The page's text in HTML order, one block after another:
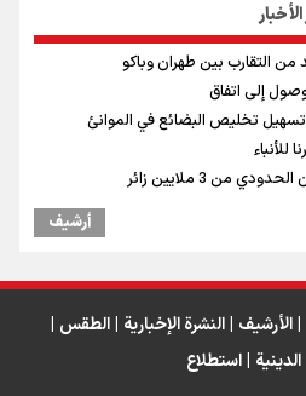
التقارب بين طهران وباكو
إلى اتفاق
تسهيل تخليص البضائع في الموانئ
للأنباء
من 3 ملايين زائر
أرشیف
الأرشيف النشرة الإخبارية الطقس
استطلاع